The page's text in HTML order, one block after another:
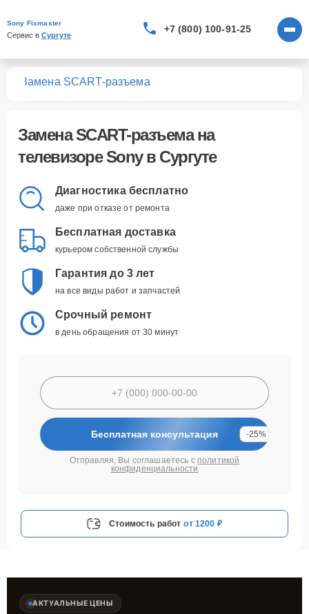
Sony Fixmaster
Сервис в Сургуте
+7 (800) 100-91-25
Замена SCART-разъема
Замена SCART-разъемана
телевизоре Sony в Сургуте
Диагностика бесплатно
даже при отказе от ремонта
Бесплатная доставка
курьером собственной службы
Гарантия до 3 лет
на все виды работ и запчастей
Срочный ремонт
в день обращения от 30 минут
Бесплатная консультация -25%
Отправляя, Вы соглашаетесь с политикой
конфиденциальности
Стоимость работ от 1200 ₽
АКТУАЛЬНЫЕ ЦЕНЫ